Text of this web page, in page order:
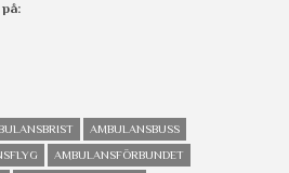
AMBULANSBUSS
AMBULANSFÖRBUNDET